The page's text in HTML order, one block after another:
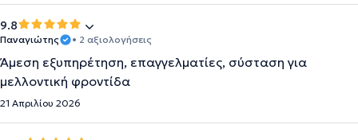
9.8
Παναγιώτης • 2 αξιολογήσεις
Άμεση εξυπηρέτηση, επαγγελματίες, σύσταση για
μελλοντική φροντίδα
21 Απριλίου 2026